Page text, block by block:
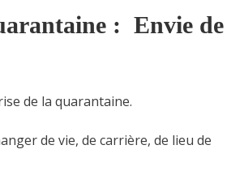
: Envie de
de la quarantaine.
de vie, de carrière, de lieu de